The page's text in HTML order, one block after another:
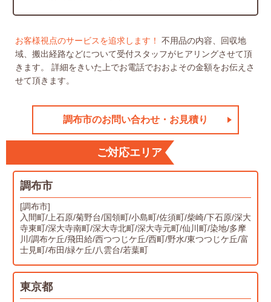
お客様視点のサービスを追求します！
不用品の内容、回収地
域、搬出経路などについて受付スタッフがヒアリングさせて頂
きます。
詳細をきいた上でお電話でおおよその金額をお伝えさ
せて頂きます。
調布市のお問い合わせ・お見積り
ご対応エリア
調布市
[調布市]
入間町/上石原/菊野台/国領町/小島町/佐須町/柴崎/下石原/深大
寺東町/深大寺南町/深大寺北町/深大寺元町/仙川町/染地/多摩
川/調布ケ丘/飛田給/西つつじケ丘/西町/野水/東つつじケ丘/富
士見町/布田/緑ケ丘/八雲台/若葉町
東京都